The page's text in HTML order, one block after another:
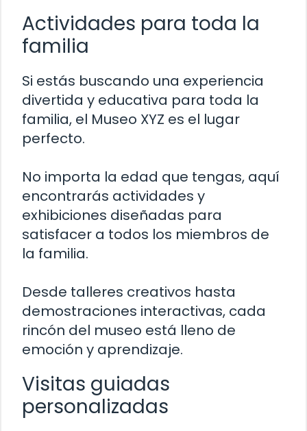
Actividades para toda la
familia
Si estás buscando una experiencia
divertida y educativa para toda la
familia, el Museo XYZ es el lugar
perfecto.
No importa la edad que tengas, aquí
encontrarás actividades y
exhibiciones diseñadas para
satisfacer a todos los miembros de
la familia.
Desde talleres creativos hasta
demostraciones interactivas, cada
rincón del museo está lleno de
emoción y aprendizaje.
Visitas guiadas
personalizadas